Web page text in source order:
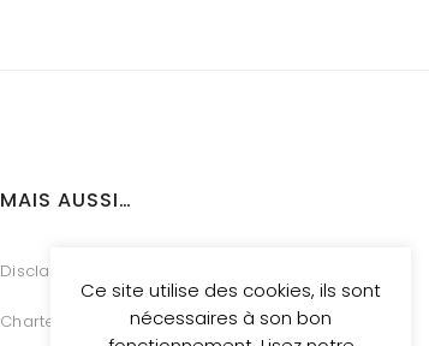
MAIS AUSSI…
Disclaimer
Charte Vie Privée
Ce site utilise des cookies, ils sont
nécessaires à son bon